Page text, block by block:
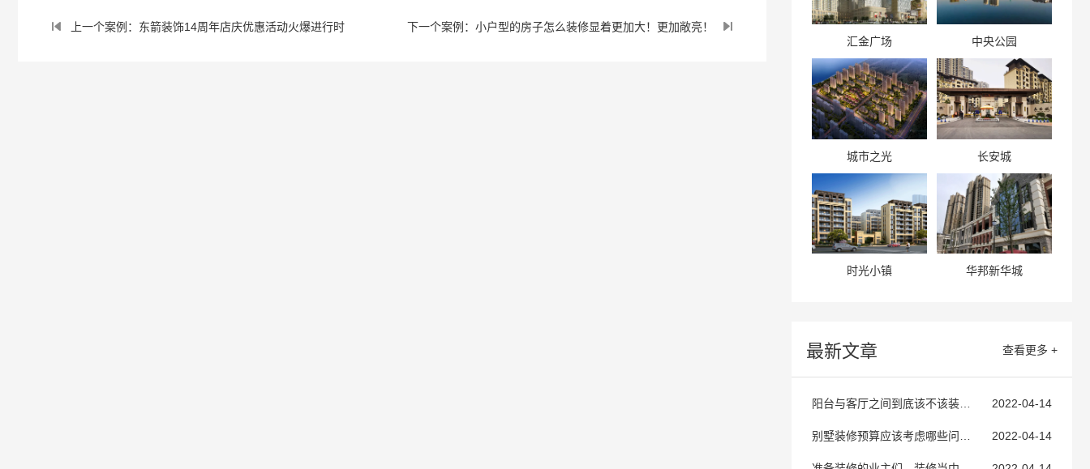
上一个案例：东箭装饰14周年店庆优惠活动火爆进行时 下一个案例：小户型的房子怎么装修显着更加大！更加敞亮！
汇金广场 中央公园
城市之光 长安城
时光小镇 华邦新华城
最新文章 查看更多 +
阳台与客厅之间到底该不该装门？ 2022-04-14
别墅装修预算应该考虑哪些问题？ 2022-04-14